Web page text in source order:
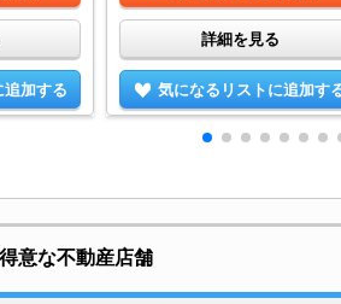
追加する
詳細を見る
気になるリストに追加す
意な不動産店舗